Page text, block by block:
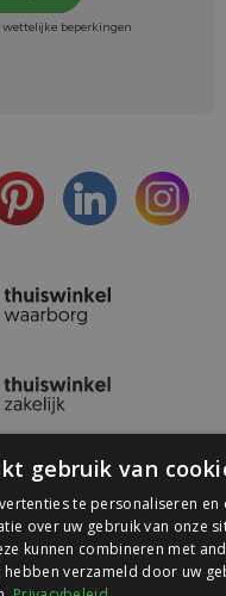
wettelijke beperkingen
gebruik van
te personaliseren en
over uw gebruik van onze
kunnen combineren met
verzameld door uw